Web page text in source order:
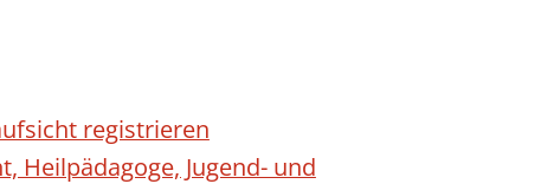
registrieren
Heilpädagoge, Jugend- und